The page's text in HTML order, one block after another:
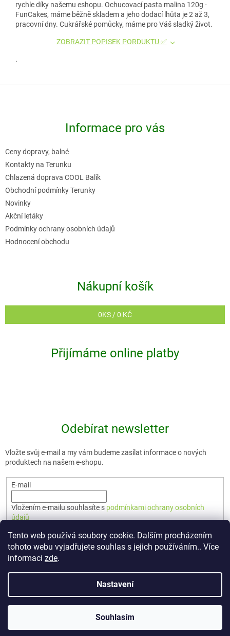
Tento web používá soubory cookie. Dalším procházením
tohoto webu vyjadřujete souhlas s jejich používáním.. Více
informací zde.
Nastavení
Souhlasím
rychle díky našemu eshopu. Ochucovací pasta malina 120g -
FunCakes, máme běžně skladem a jeho dodací lhůta je 2 až 3,
pracovní dny. Cukrářské pomůcky, máme pro Váš sladký život.
ZOBRAZIT POPISEK PORDUKTU ✅
.
Informace pro vás
Ceny dopravy, balné
Kontakty na Terunku
Chlazená doprava COOL Balík
Obchodní podmínky Terunky
Novinky
Akční letáky
Podmínky ochrany osobních údajů
Hodnocení obchodu
Nákupní košík
0KS /0 KČ
Přijímáme online platby
Odebírat newsletter
Vložte svůj e-mail a my vám budeme zasílat informace o nových
produktech na našem e-shopu.
E-mail
Vložením e-mailu souhlasíte s podmínkami ochrany osobních
údajů
PŘIHLÁSIT SE
Vytvořil Shoptet Premium
🇨🇿 TERUNKA. Všechna práva vyhrazena.